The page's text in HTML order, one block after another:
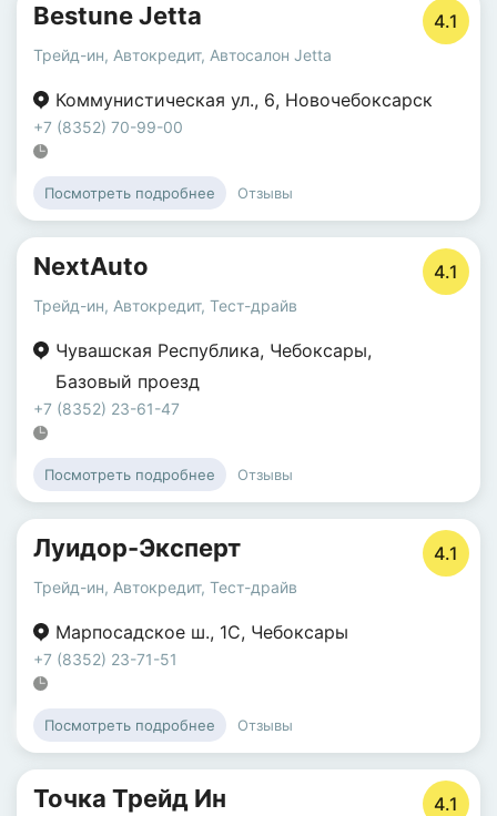
Bestune Jetta 4.1
Трейд-ин, Автокредит, Автосалон Jetta
Коммунистическая ул., 6, Новочебоксарск
+7 (8352) 70-99-00
Посмотреть подробнее Отзывы
NextAuto 4.1
Трейд-ин, Автокредит, Тест-драйв
Чувашская Республика, Чебоксары,
Базовый проезд
+7 (8352) 23-61-47
Посмотреть подробнее Отзывы
Луидор-Эксперт 4.1
Трейд-ин, Автокредит, Тест-драйв
Марпосадское ш., 1С, Чебоксары
+7 (8352) 23-71-51
Посмотреть подробнее Отзывы
Точка Трейд Ин 4.1